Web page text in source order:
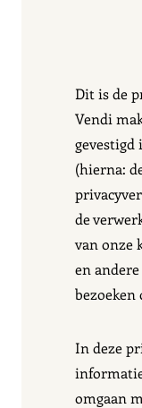
Dit is de
Vendi
gevestigd
(hierna:
de
van onze
en
bezoeken
In deze
omgaan